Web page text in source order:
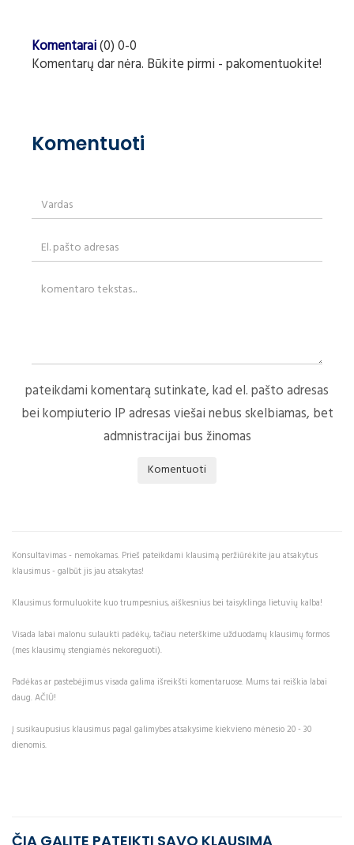
Komentarai(0) 0-0
Komentarų dar nėra. Būkite pirmi - pakomentuokite!
Komentuoti
pateikdami komentarą sutinkate, kad el. pašto adresas
bei kompiuterio IP adresas viešai nebus skelbiamas, bet
admnistracijai bus žinomas
Komentuoti
Konsultavimas - nemokamas. Prieš pateikdami klausimą peržiūrėkite jau atsakytus
klausimus - galbūt jis jau atsakytas!
Klausimus formuluokite kuo trumpesnius, aiškesnius bei taisyklinga lietuvių kalba!
Visada labai malonu sulaukti padėkų, tačiau neterškime užduodamų klausimų formos
(mes klausimų stengiamės nekoreguoti).
Padėkas ar pastebėjimus visada galima išreikšti komentaruose. Mums tai reiškia labai
daug. AČIŪ!
Į susikaupusius klausimus pagal galimybes atsakysime kiekvieno mėnesio 20 - 30
dienomis.
ČIA GALITE PATEIKTI SAVO KLAUSIMĄ